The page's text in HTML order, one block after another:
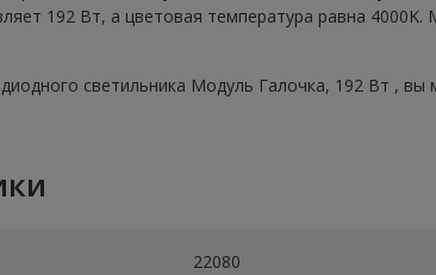
192 Вт, а цветовая температура равна 4000K.
светильника Модуль Галочка, 192 Вт , вы
22080